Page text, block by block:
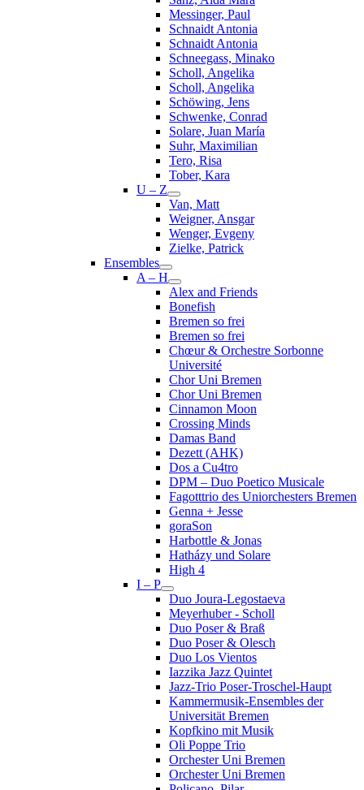
Messinger, Paul
Schnaidt Antonia
Schnaidt Antonia
Schneegass, Minako
Scholl, Angelika
Scholl, Angelika
Schöwing, Jens
Schwenke, Conrad
Solare, Juan María
Suhr, Maximilian
Tero, Risa
Tober, Kara
U – Z
Van, Matt
Weigner, Ansgar
Wenger, Evgeny
Zielke, Patrick
Ensembles
A – H
Alex and Friends
Bonefish
Bremen so frei
Bremen so frei
Chœur & Orchestre Sorbonne
Université
Chor Uni Bremen
Chor Uni Bremen
Cinnamon Moon
Crossing Minds
Damas Band
Dezett (AHK)
Dos a Cu4tro
DPM – Duo Poetico Musicale
Fagotttrio des Uniorchesters Bremen
Genna + Jesse
goraSon
Harbottle & Jonas
Hatházy und Solare
High 4
I – P
Duo Joura-Legostaeva
Meyerhuber - Scholl
Duo Poser & Braß
Duo Poser & Olesch
Duo Los Vientos
Iazzika Jazz Quintet
Jazz-Trio Poser-Troschel-Haupt
Kammermusik-Ensembles der
Universität Bremen
Kopfkino mit Musik
Oli Poppe Trio
Orchester Uni Bremen
Orchester Uni Bremen